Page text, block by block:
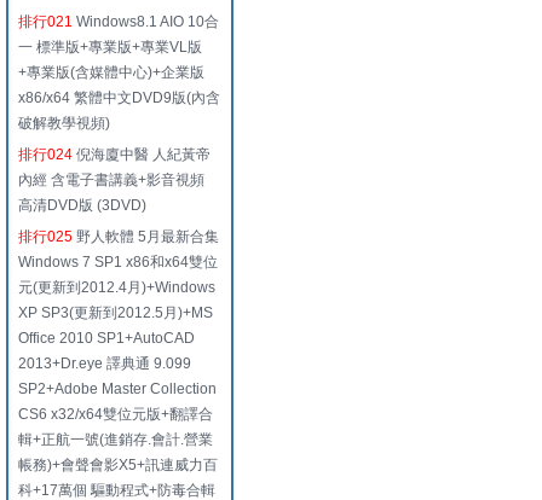
排行021 Windows8.1 AIO 10合
一 標準版+專業版+專業VL版
+專業版(含媒體中心)+企業版
x86/x64 繁體中文DVD9版(內含
破解教學視頻)
排行024 倪海廈中醫 人紀黃帝
內經 含電子書講義+影音視頻
高清DVD版 (3DVD)
排行025 野人軟體 5月最新合集
Windows 7 SP1 x86和x64雙位
元(更新到2012.4月)+Windows
XP SP3(更新到2012.5月)+MS
Office 2010 SP1+AutoCAD
2013+Dr.eye 譯典通 9.099
SP2+Adobe Master Collection
CS6 x32/x64雙位元版+翻譯合
輯+正航一號(進銷存.會計.營業
帳務)+會聲會影X5+訊連威力百
科+17萬個 驅動程式+防毒合輯